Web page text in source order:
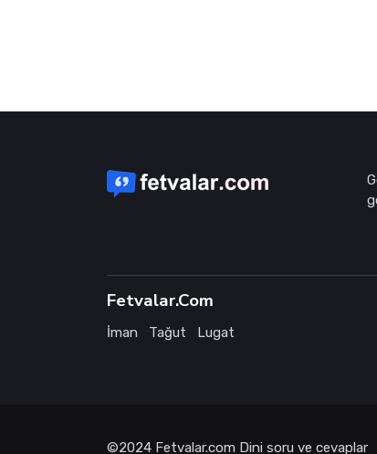
Fetvalar.Com
İman Tağut Lugat
©2024 Fetvalar.com Dini soru ve cevaplar